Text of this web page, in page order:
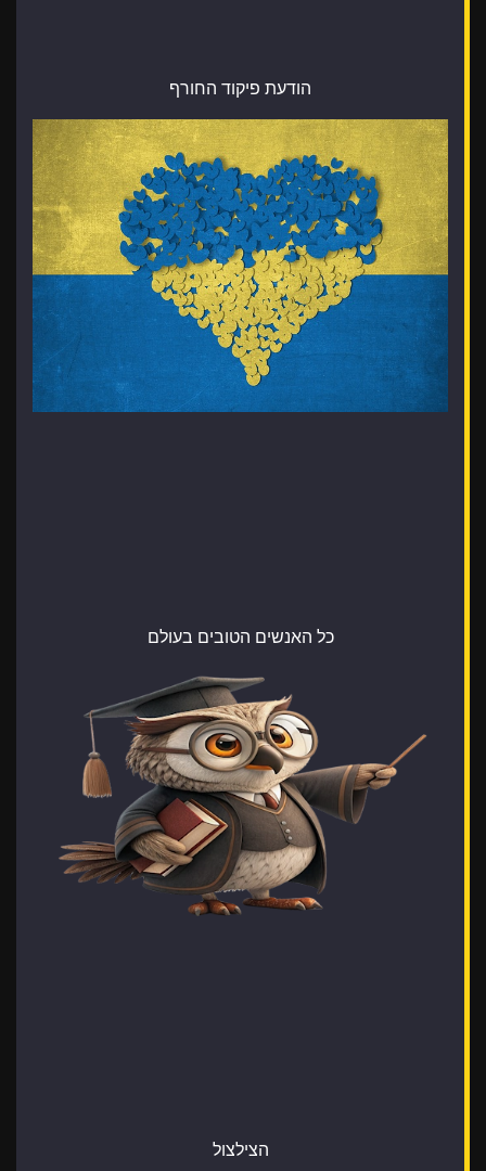
הודעת פיקוד החורף
כל האנשים הטובים בעולם
הצילצול